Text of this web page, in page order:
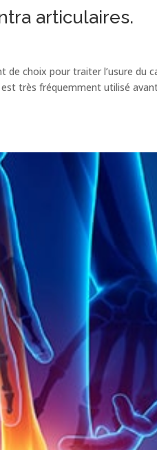
articulaires.
choix pour traiter l’usure du
est très fréquemment utilisé